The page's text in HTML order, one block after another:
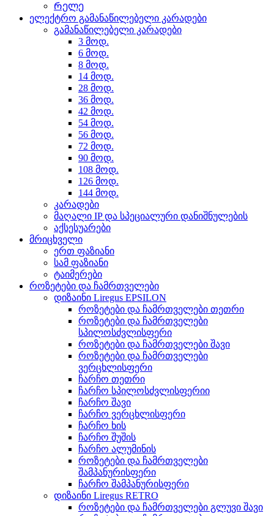
Რელე
ელექტრო გამანაწილებელი კარადები
გამანაწილებელი კარადები
3 მოდ.
6 მოდ.
8 მოდ.
14 მოდ.
28 მოდ.
36 მოდ.
42 მოდ.
54 მოდ.
56 მოდ.
72 მოდ.
90 მოდ.
108 მოდ.
126 მოდ.
144 მოდ.
კარადები
მაღალი IP და სპეციალური დანიშნულების
აქსესუარები
მრიცხველი
ერთ ფაზიანი
სამ ფაზიანი
ტაიმერები
როზეტები და ჩამრთველები
დიზაინი Liregus EPSILON
როზეტები და ჩამრთველები თეთრი
როზეტები და ჩამრთველები
სპილოსძვლისფერი
როზეტები და ჩამრთველები შავი
როზეტები და ჩამრთველები
ვერცხლისფერი
ჩარჩო თეთრი
ჩარჩო სპილოსძვლისფერიი
ჩარჩო შავი
ჩარჩო ვერცხლისფერი
ჩარჩო ხის
ჩარჩო შუშის
ჩარჩო ალუმინის
როზეტები და ჩამრთველები
შამპანურისფერი
ჩარჩო შამპანურისფერი
დიზაინი Liregus RETRO
როზეტები და ჩამრთველები გლუვი შავი